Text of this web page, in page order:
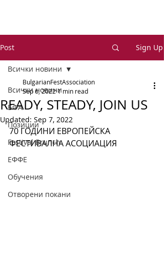
Post Sign Up
Всички новини
БФА
Позиции
Festival Brunch
ЕФФЕ
Обучения
Отворени покани
Всички новини
READY, STEADY, JOIN US
BulgarianFestAssociation
Sep 6, 2022 1 min read
Updated: Sep 7, 2022
70 ГОДИНИ ЕВРОПЕЙСКА
ФЕСТИВАЛНА АСОЦИАЦИЯ